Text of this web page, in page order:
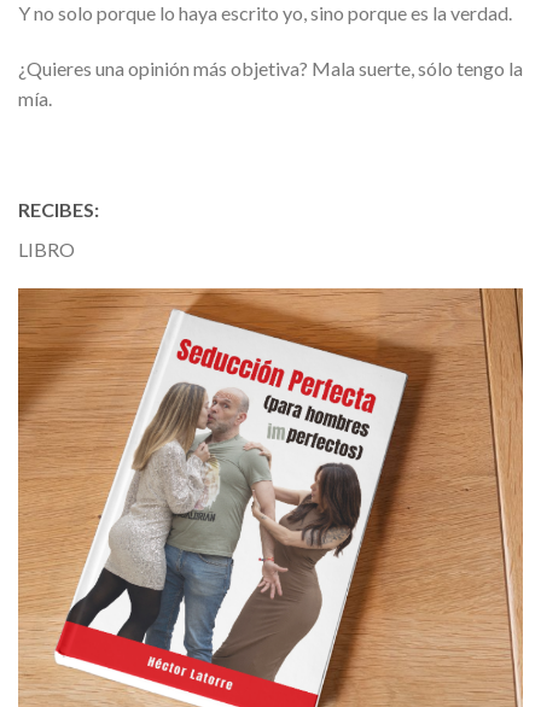
Y no solo porque lo haya escrito yo, sino porque es la verdad.
¿Quieres una opinión más objetiva? Mala suerte, sólo tengo la
mía.
RECIBES:
LIBRO